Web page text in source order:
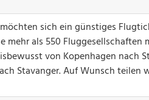
sich ein günstiges
mehr als 550 Fluggesellschaften
von Kopenhagen nach
Stavanger. Auf Wunsch teilen